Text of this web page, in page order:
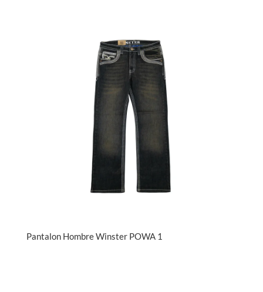
Pantalon Hombre Winster POWA 1